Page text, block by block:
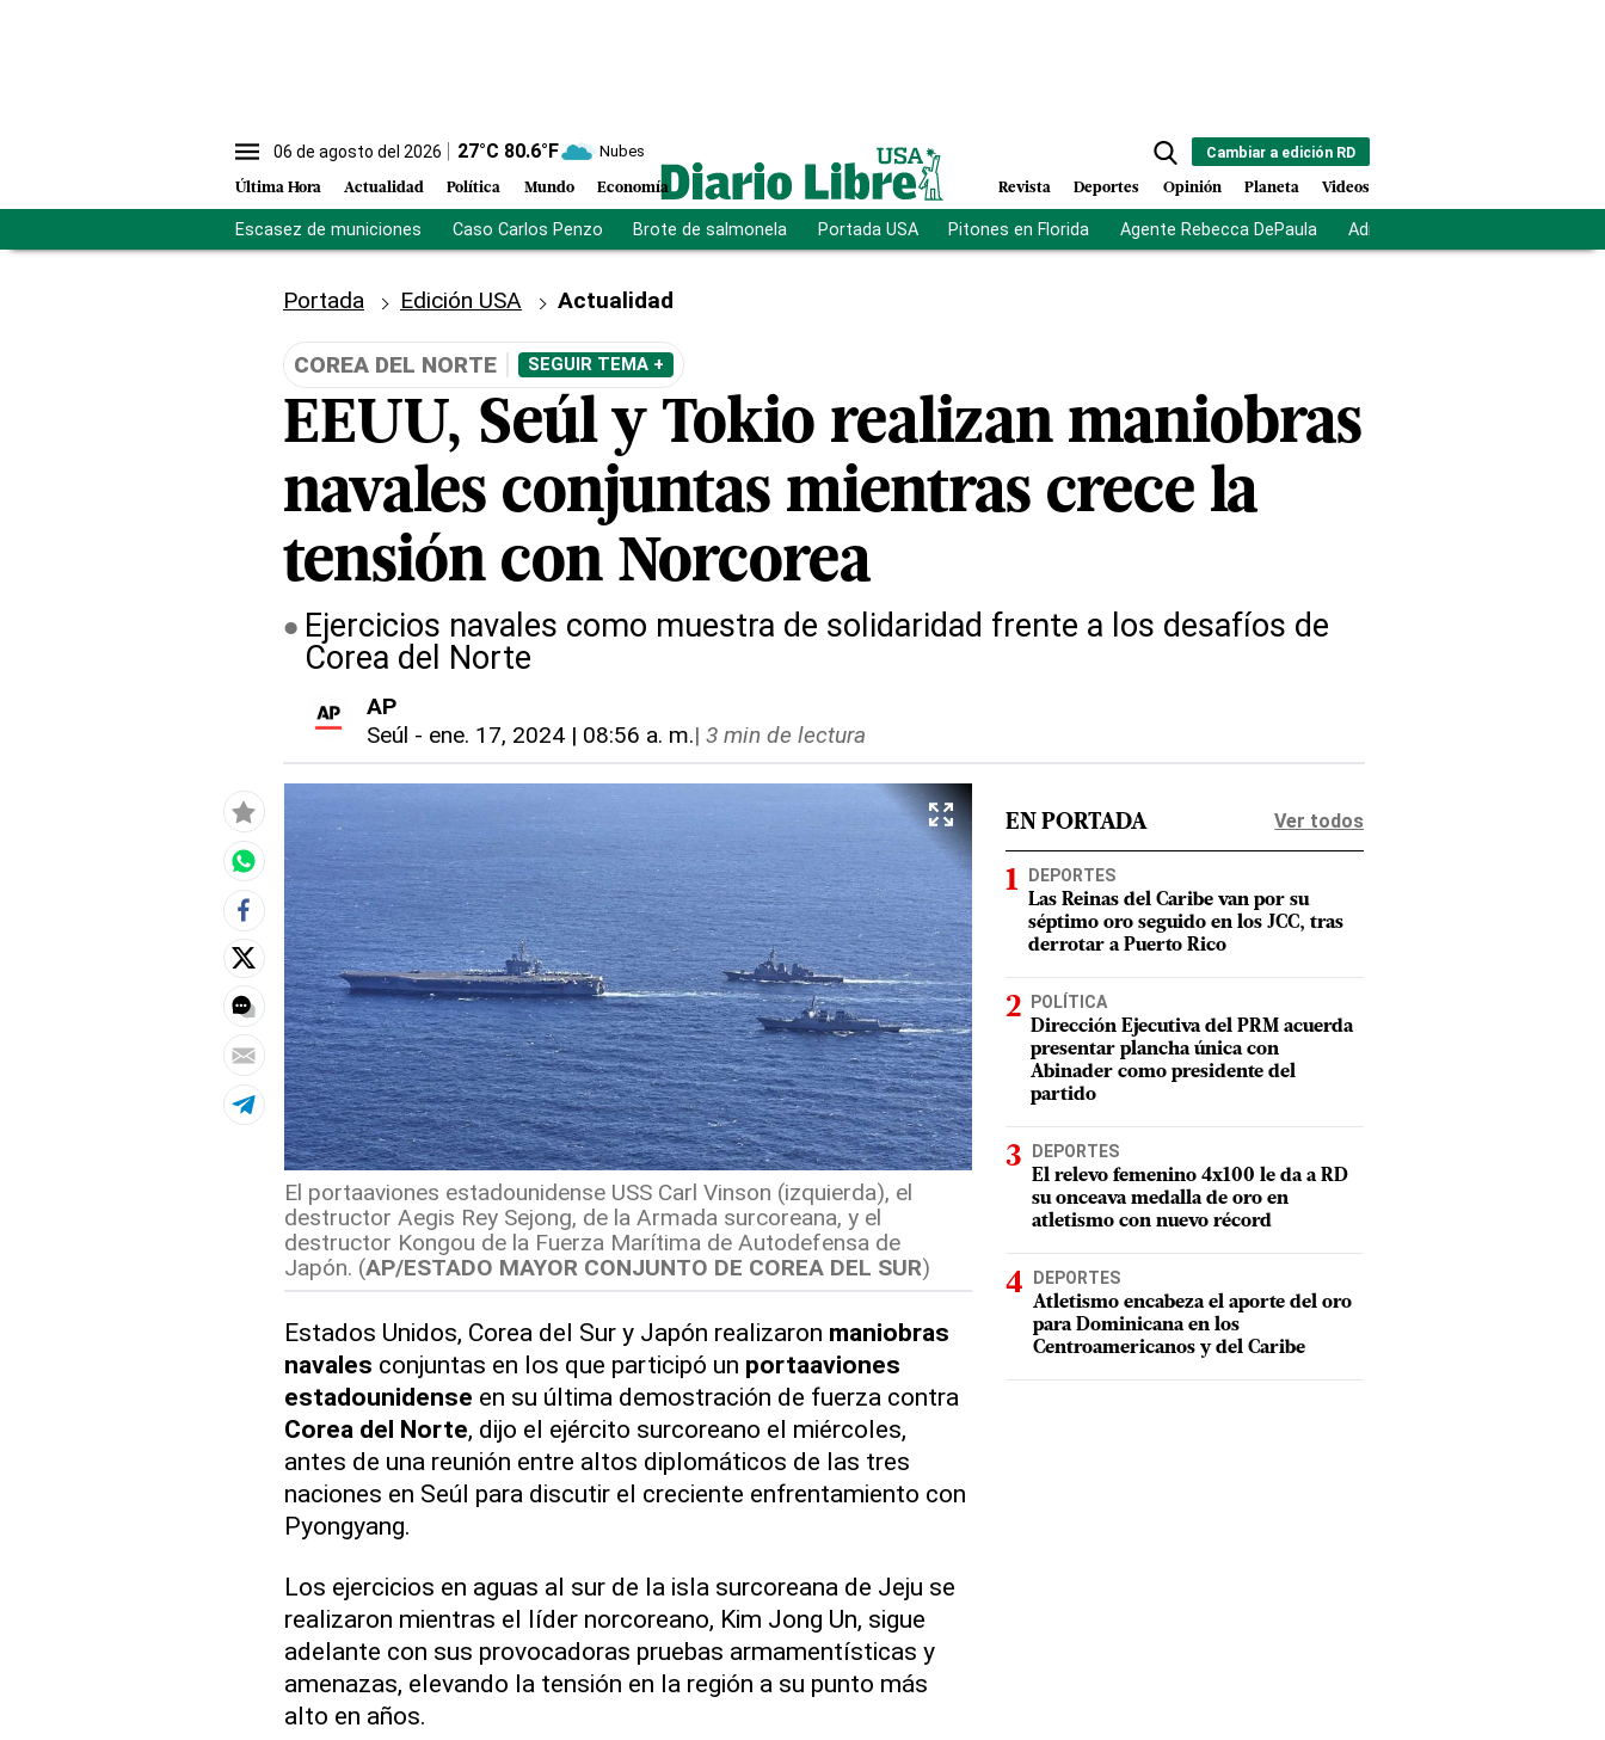
06 de agosto del 2026 27°C 80.6°F Nubes
Última Hora Actualidad Política Mundo Economía
Cambiar a edición RD
Revista Deportes Opinión Planeta Videos
Escasez de municiones Caso Carlos Penzo Brote de salmonela Portada USA Pitones en Florida Agente Rebecca DePaula Adriano Espaillat
Portada Edición USA Actualidad
COREA DEL NORTE SEGUIR TEMA +
EEUU, Seúl y Tokio realizan maniobras
navales conjuntas mientras crece la
tensión con Norcorea
Ejercicios navales como muestra de solidaridad frente a los desafíos de
Corea del Norte
AP
Seúl - ene. 17, 2024 | 08:56 a. m.| 3 min de lectura
El portaaviones estadounidense USS Carl Vinson (izquierda), el
destructor Aegis Rey Sejong, de la Armada surcoreana, y el
destructor Kongou de la Fuerza Marítima de Autodefensa de
Japón. (AP/ESTADO MAYOR CONJUNTO DE COREA DEL SUR)
Estados Unidos, Corea del Sur y Japón realizaron maniobras
navales conjuntas en los que participó un portaaviones
estadounidense en su última demostración de fuerza contra
Corea del Norte, dijo el ejército surcoreano el miércoles,
antes de una reunión entre altos diplomáticos de las tres
naciones en Seúl para discutir el creciente enfrentamiento con
Pyongyang.
Los ejercicios en aguas al sur de la isla surcoreana de Jeju se
realizaron mientras el líder norcoreano, Kim Jong Un, sigue
adelante con sus provocadoras pruebas armamentísticas y
amenazas, elevando la tensión en la región a su punto más
alto en años.
EN PORTADA Ver todos
DEPORTES
Las Reinas del Caribe van por su
séptimo oro seguido en los JCC, tras
derrotar a Puerto Rico
POLÍTICA
Dirección Ejecutiva del PRM acuerda
presentar plancha única con
Abinader como presidente del
partido
DEPORTES
El relevo femenino 4x100 le da a RD
su onceava medalla de oro en
atletismo con nuevo récord
DEPORTES
Atletismo encabeza el aporte del oro
para Dominicana en los
Centroamericanos y del Caribe